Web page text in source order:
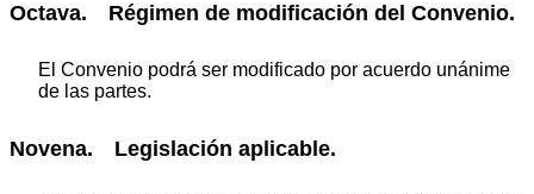
Octava. Régimen de modificación del Convenio.
El Convenio podrá ser modificado por acuerdo unánime
de las partes.
Novena. Legislación aplicable.